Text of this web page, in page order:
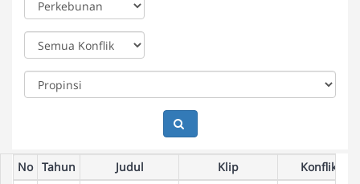
No Tahun Judul Klip
Konflik